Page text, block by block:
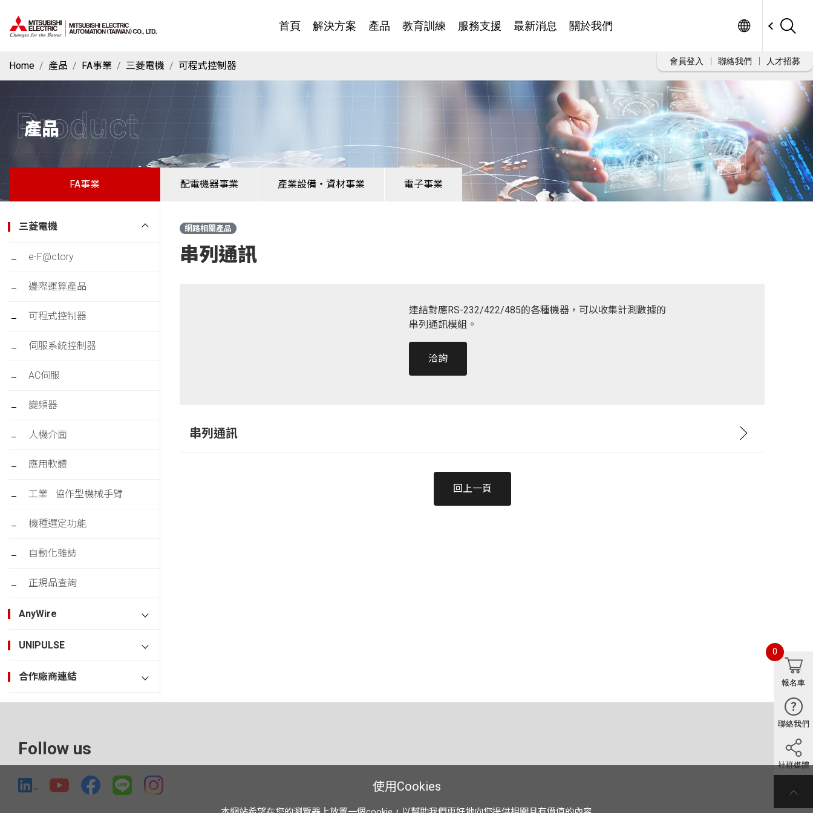
首頁 解決方案 產品 教育訓練 服務支援 最新消息 關於我們
會員登入 聯絡我們 人才招募
Home 產品 FA事業 三菱電機 可程式控制器
產品
Product
FA事業 配電機器事業 產業設備・資材事業 電子事業
三菱電機
e-F@ctory
邊際運算產品
可程式控制器
伺服系統控制器
AC伺服
變頻器
人機介面
應用軟體
工業 · 協作型機械手臂
機種選定功能
自動化雜誌
正規品查詢
AnyWire
UNIPULSE
合作廠商連結
網路相關產品
串列通訊
連結對應RS-232/422/485的各種機器，可以收集計測數據的
串列通訊模組。
洽詢
串列通訊
回上一頁
Follow us
報名車
0
聯絡我們
社群媒體
使用Cookies